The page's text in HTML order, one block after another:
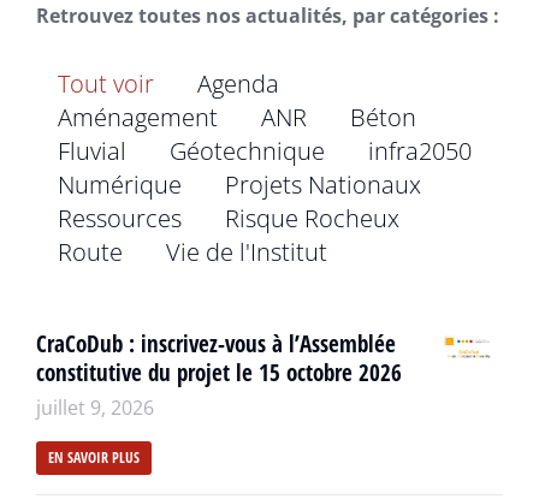
Retrouvez toutes nos actualités, par catégories :
Tout voir
Agenda
Aménagement
ANR
Béton
Fluvial
Géotechnique
infra2050
Numérique
Projets Nationaux
Ressources
Risque Rocheux
Route
Vie de l'Institut
CraCoDub : inscrivez-vous à l’Assemblée
constitutive du projet le 15 octobre 2026
juillet 9, 2026
EN SAVOIR PLUS